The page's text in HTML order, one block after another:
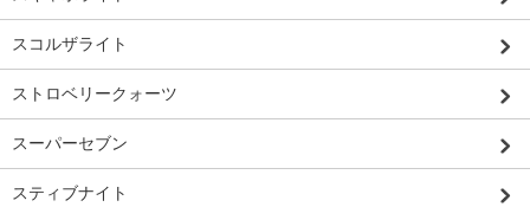
スコルザライト
ストロベリークォーツ
スーパーセブン
スティブナイト